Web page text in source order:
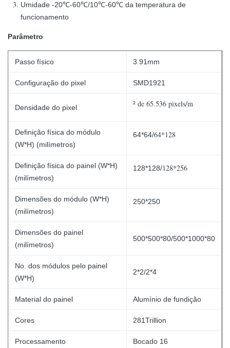
Umidade -20℃-60℃/10℃-60℃ da temperatura de
funcionamento
Parâmetro
Passo físico 3.91mm
Configuração do pixel SMD1921
Densidade do pixel ² de 65.536 pixels/m
Definição física do módulo
(W*H) (milímetros)
64*64/64*128
Definição física do painel (W*H)
(milímetros)
128*128/128*256
Dimensões do módulo (W*H)
(milímetros)
250*250
Dimensões do painel
(milímetros)
500*500*80/500*1000*80
No. dos módulos pelo painel
(W*H)
2*2/2*4
Material do painel Alumínio de fundição
Cores 281Trillion
Processamento Bocado 16